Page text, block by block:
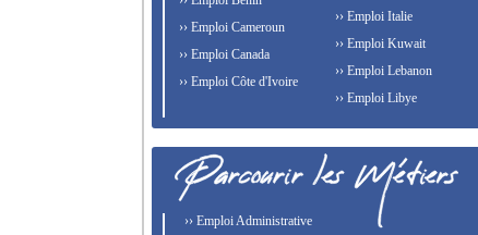
›› Emploi Cameroun
›› Emploi Canada
›› Emploi Côte d'Ivoire
›› Emploi Italie
›› Emploi Kuwait
›› Emploi Lebanon
›› Emploi Libye
›› Emploi Administrative